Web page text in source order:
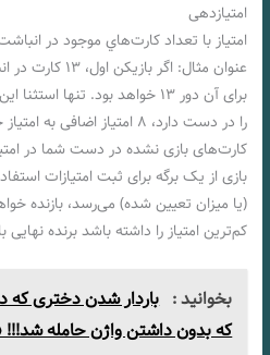
امتیازدهی
امتیاز با تعداد کارت‌هاي موجود در
عنوان مثال: اگر
را در دست دارد، ۸ امتیاز
کارت‌های بازی نشده در دست شما در
بازی از یک برگه برای ثبت امتیازات
(یا میزان تعیین شده) می‌رسد، بازنده
کم‌ترین امتیاز را داشته باشد برنده
بخوانید : باردار شدن دختری که
که بدون داشتن واژن حامله